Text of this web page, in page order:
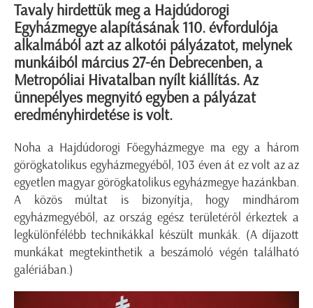
Tavaly hirdettük meg a Hajdúdorogi
Egyházmegye alapításának 110. évfordulója
alkalmából azt az alkotói pályázatot, melynek
munkáiból március 27-én Debrecenben, a
Metropóliai Hivatalban nyílt kiállítás. Az
ünnepélyes megnyitó egyben a pályázat
eredményhirdetése is volt.
Noha a Hajdúdorogi Főegyházmegye ma egy a három
görögkatolikus egyházmegyéből, 103 éven át ez volt az az
egyetlen magyar görögkatolikus egyházmegye hazánkban.
A közös múltat is bizonyítja, hogy mindhárom
egyházmegyéből, az ország egész területéről érkeztek a
legkülönfélébb technikákkal készült munkák. (A díjazott
munkákat megtekinthetik a beszámoló végén található
galériában.)